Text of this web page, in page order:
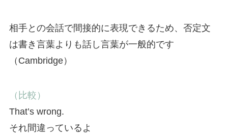
相手との会話で間接的に表現できるため、否定文
は書き言葉よりも話し言葉が一般的です
（Cambridge）
（比較）
That’s wrong.
それ間違っているよ